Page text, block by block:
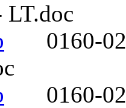
LT.doc
0160-
0160-